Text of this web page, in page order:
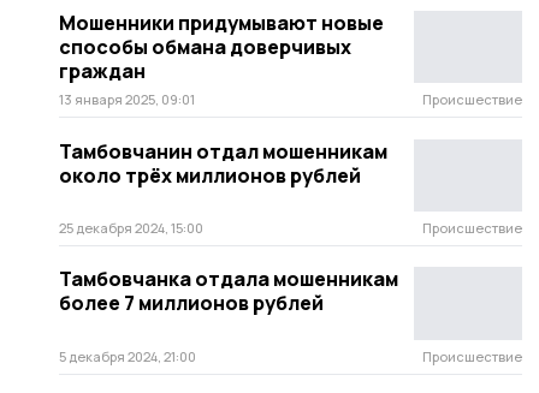
Мошенники придумывают новые
способы обмана доверчивых
граждан
13 января 2025, 09:01 Происшествие
Тамбовчанин отдал мошенникам
около трёх миллионов рублей
25 декабря 2024, 15:00 Происшествие
Тамбовчанка отдала мошенникам
более 7 миллионов рублей
5 декабря 2024, 21:00 Происшествие